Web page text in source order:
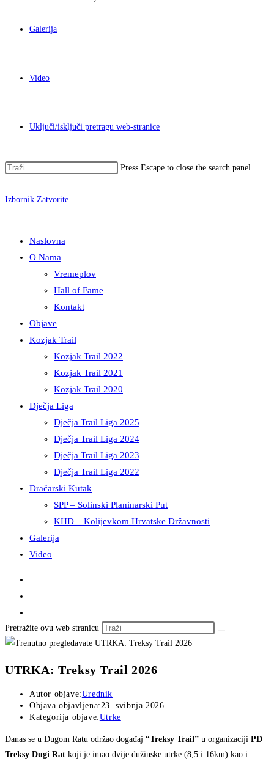
Galerija
Video
Uključi/isključi pretragu web-stranice
Press Escape to close the search panel.
Izbornik Zatvorite
Naslovna
O Nama
Vremeplov
Hall of Fame
Kontakt
Objave
Kozjak Trail
Kozjak Trail 2022
Kozjak Trail 2021
Kozjak Trail 2020
Dječja Liga
Dječja Trail Liga 2025
Dječja Trail Liga 2024
Dječja Trail Liga 2023
Dječja Trail Liga 2022
Dračarski Kutak
SPP – Solinski Planinarski Put
KHD – Kolijevkom Hrvatske Državnosti
Galerija
Video
Pretražite ovu web stranicu
UTRKA: Treksy Trail 2026
Autor objave:Urednik
Objava objavljena:23. svibnja 2026.
Kategorija objave:Utrke
Danas se u Dugom Ratu održao događaj “Treksy Trail” u organizaciji PD
Treksy Dugi Rat koji je imao dvije dužinske utrke (8,5 i 16km) kao i